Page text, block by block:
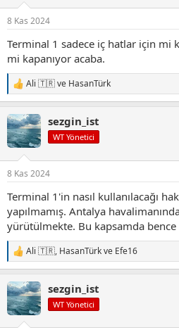
8 Kas 2024
Terminal 1 sadece iç hatlar için mi
mi kapanıyor acaba.
T
e
k
i
l
Ali 🇹🇷ve HasanTürk
sezgin_ist
WT Yönetici
8 Kas 2024
Terminal 1'in nasıl kullanılacağı
yapılmamış. Antalya
yürütülmekte. Bu kapsamda bence
T
e
k
i
l
Ali 🇹🇷, HasanTürkve Efe16
sezgin_ist
WT Yönetici